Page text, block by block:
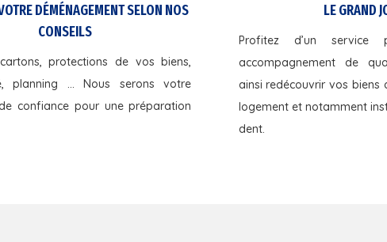
DÉMÉNAGEMENT SELON NOS
CONSEILS
protections de vos biens,
planning … Nous serons votre
confiance pour une préparation
LE GRAND
Profitez d’un service
accompagnement de
ainsi redécouvrir vos biens
logement et notamment
dent.